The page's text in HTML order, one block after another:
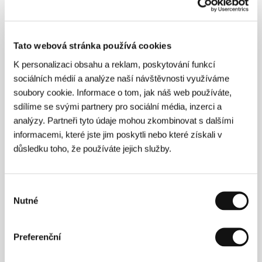
Tato webová stránka používá cookies
K personalizaci obsahu a reklam, poskytování funkcí
sociálních médií a analýze naší návštěvnosti využíváme
soubory cookie. Informace o tom, jak náš web používáte,
sdílíme se svými partnery pro sociální média, inzerci a
analýzy. Partneři tyto údaje mohou zkombinovat s dalšími
informacemi, které jste jim poskytli nebo které získali v
důsledku toho, že používáte jejich služby.
souhlasu
Nutné
Preferenční
Film bude uveden s následujícími filmy:Za kopcem ve
tvaru Napoleonova klobouku
Už ani pes neštěkne
Zemřít za život
(To Die to Live / To Die to Live)
Režie: Yuliia Hontaruk / Ukrajina, Lotyšsko, Slovenská
4D2
Čtvrtek 9. 7. / 17:00 756